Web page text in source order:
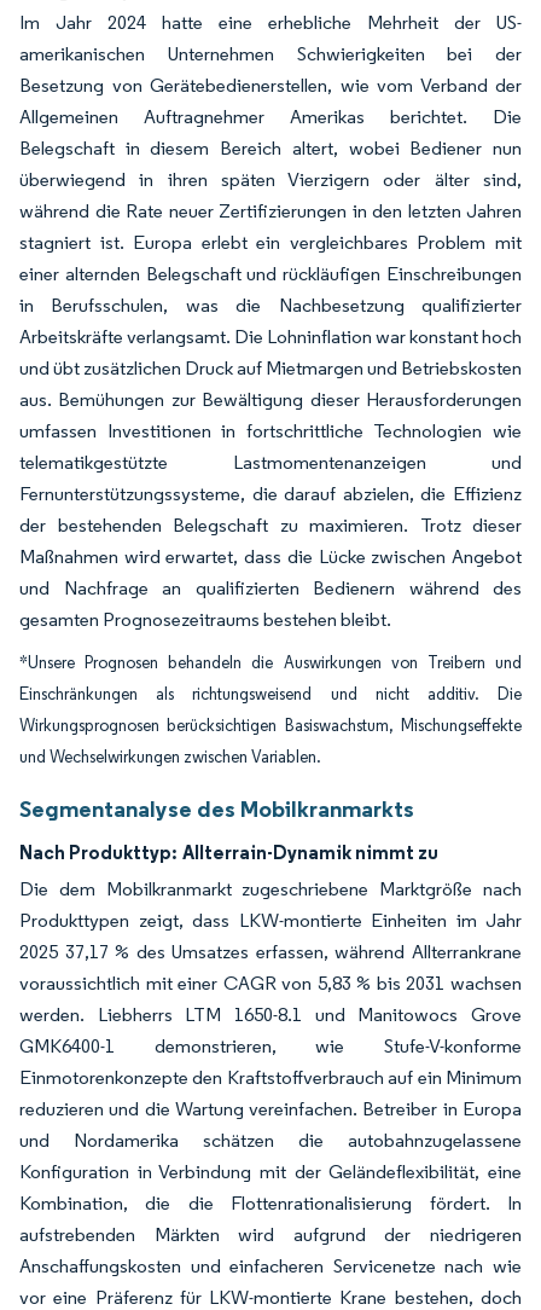
Im Jahr 2024 hatte eine erhebliche Mehrheit der US-
amerikanischen Unternehmen Schwierigkeiten bei der
Besetzung von Gerätebedienerstellen, wie vom Verband der
Allgemeinen Auftragnehmer Amerikas berichtet. Die
Belegschaft in diesem Bereich altert, wobei Bediener nun
überwiegend in ihren späten Vierzigern oder älter sind,
während die Rate neuer Zertifizierungen in den letzten Jahren
stagniert ist. Europa erlebt ein vergleichbares Problem mit
einer alternden Belegschaft und rückläufigen Einschreibungen
in Berufsschulen, was die Nachbesetzung qualifizierter
Arbeitskräfte verlangsamt. Die Lohninflation war konstant hoch
und übt zusätzlichen Druck auf Mietmargen und Betriebskosten
aus. Bemühungen zur Bewältigung dieser Herausforderungen
umfassen Investitionen in fortschrittliche Technologien wie
telematikgestützte Lastmomentenanzeigen und
Fernunterstützungssysteme, die darauf abzielen, die Effizienz
der bestehenden Belegschaft zu maximieren. Trotz dieser
Maßnahmen wird erwartet, dass die Lücke zwischen Angebot
und Nachfrage an qualifizierten Bedienern während des
gesamten Prognosezeitraums bestehen bleibt.
*Unsere Prognosen behandeln die Auswirkungen von Treibern und
Einschränkungen als richtungsweisend und nicht additiv. Die
Wirkungsprognosen berücksichtigen Basiswachstum, Mischungseffekte
und Wechselwirkungen zwischen Variablen.
Segmentanalyse des Mobilkranmarkts
Nach Produkttyp: Allterrain-Dynamik nimmt zu
Die dem Mobilkranmarkt zugeschriebene Marktgröße nach
Produkttypen zeigt, dass LKW-montierte Einheiten im Jahr
2025 37,17 % des Umsatzes erfassen, während Allterrankrane
voraussichtlich mit einer CAGR von 5,83 % bis 2031 wachsen
werden. Liebherrs LTM 1650-8.1 und Manitowocs Grove
GMK6400-1 demonstrieren, wie Stufe-V-konforme
Einmotorenkonzepte den Kraftstoffverbrauch auf ein Minimum
reduzieren und die Wartung vereinfachen. Betreiber in Europa
und Nordamerika schätzen die autobahnzugelassene
Konfiguration in Verbindung mit der Geländeflexibilität, eine
Kombination, die die Flottenrationalisierung fördert. In
aufstrebenden Märkten wird aufgrund der niedrigeren
Anschaffungskosten und einfacheren Servicenetze nach wie
vor eine Präferenz für LKW-montierte Krane bestehen, doch